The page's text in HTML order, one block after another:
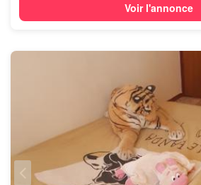
Voir l'annonce